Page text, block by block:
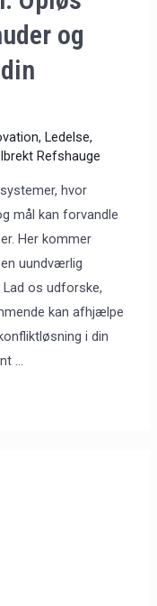
og
,Ledelse,
Refshauge
hvor
mål kan forvandle
Her kommer
uundværlig
os udforske,
kan afhjælpe
i din
…